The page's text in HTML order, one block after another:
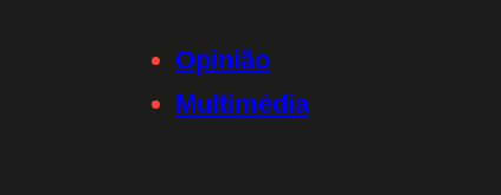
Opinião
Multimédia